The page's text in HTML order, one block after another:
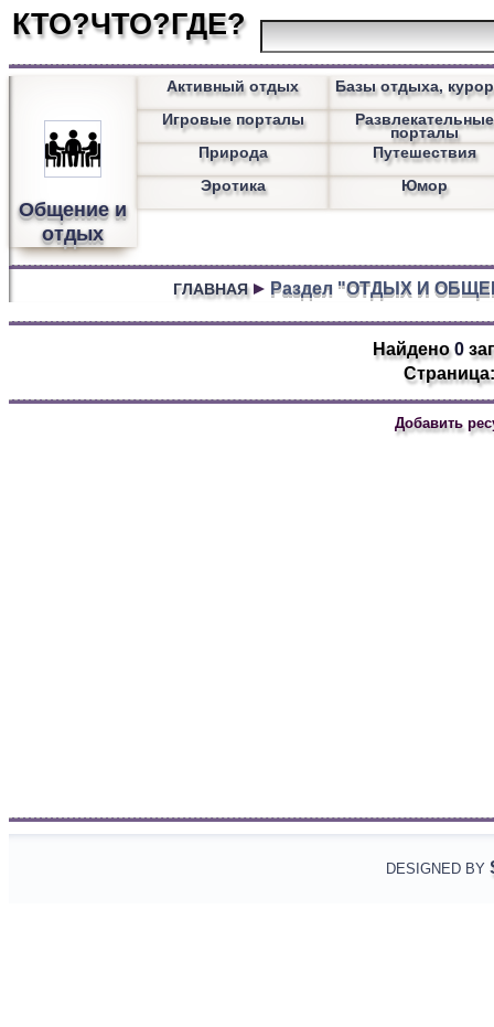
КТО?ЧТО?ГДЕ?
Общение и
отдых
Активный отдых
Базы отдыха,
Игровые порталы
Развлекательные
порталы
Природа
Путешествия
Эротика
Юмор
ГЛАВНАЯ Раздел "ОТДЫХ И
Найдено0
Добавить
DESIGNED BY